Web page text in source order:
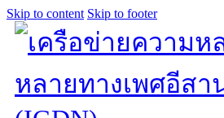
Skip to content Skip to footer